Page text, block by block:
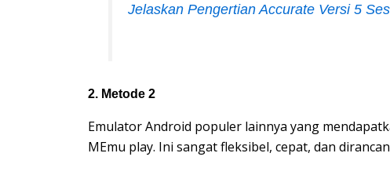
Jelaskan Pengertian Accurate Versi 5
2. Metode 2
Emulator Android populer lainnya yang
MEmu play. Ini sangat fleksibel, cepat, dan